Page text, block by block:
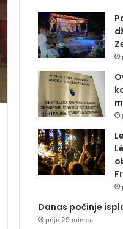
Danas počinje
prije 29 minuta